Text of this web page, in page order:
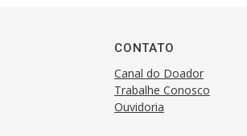
CONTATO
Canal do Doador
Trabalhe Conosco
Ouvidoria